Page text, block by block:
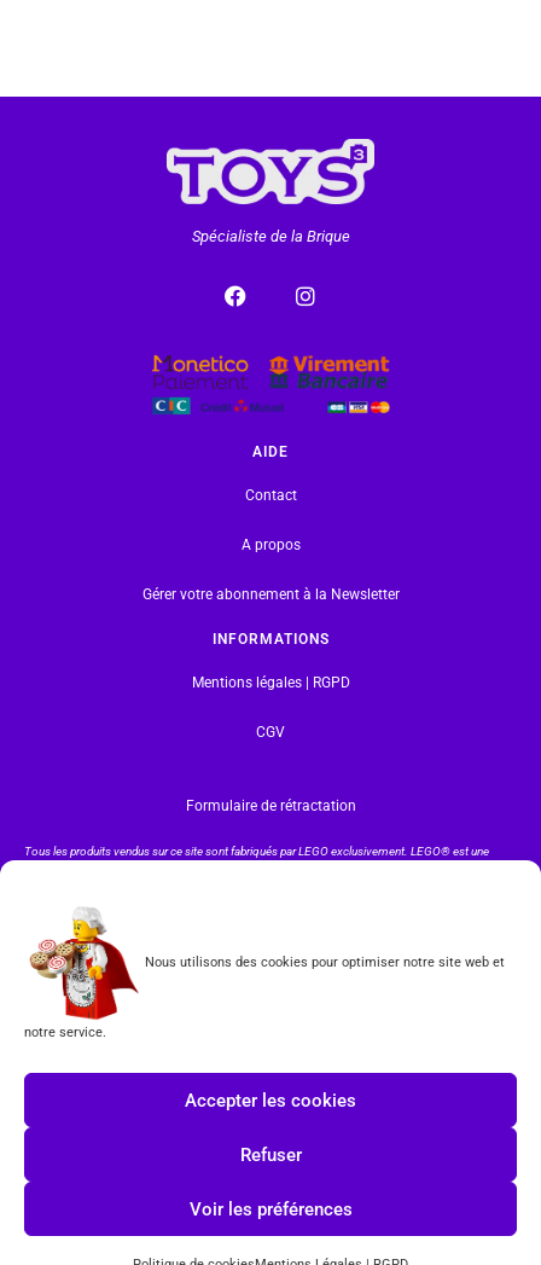
Nous utilisons des cookies pour optimiser notre site web et
notre service.
Accepter les cookies
Refuser
Voir les préférences
Spécialiste de la Brique
AIDE
Contact
A propos
Gérer votre abonnement à la Newsletter
INFORMATIONS
Mentions légales | RGPD
CGV
Formulaire de rétractation
Tous les produits vendus sur ce site sont fabriqués par LEGO exclusivement. LEGO® est une
INSCRIPTION À LA NEWSLETTER
J'accepte les conditions duRGPD.
© COPYRIGHT 2026-TOYS PUISSANCE 3 POWERED BY